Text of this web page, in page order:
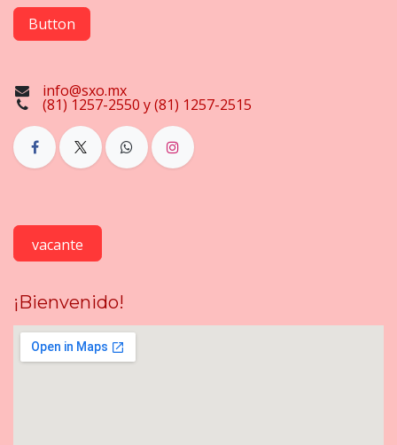
Button
info@sxo.mx
(81) 1257-2550 y (81) 1257-2515
vacante
¡Bienvenido!